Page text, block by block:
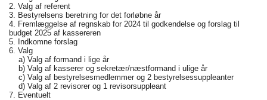
2. Valg af referent
3. Bestyrelsens beretning for det forløbne år
4. Fremlæggelse af regnskab for 2024 til godkendelse og forslag til
budget 2025 af kassereren
5. Indkomne forslag
6. Valg
a) Valg af formand i lige år
b) Valg af kasserer og sekretær/næstformand i ulige år
c) Valg af bestyrelsesmedlemmer og 2 bestyrelsessuppleanter
d) Valg af 2 revisorer og 1 revisorsuppleant
7. Eventuelt